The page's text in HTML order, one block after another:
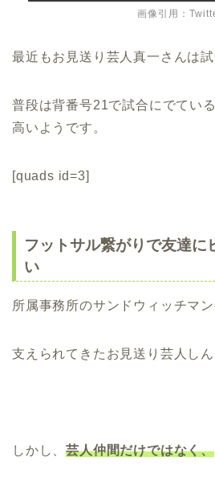
画像引用：
最近もお見送り芸人真一さんは試
普段は背番号21で試合にでてい
高いようです。
[quads id=3]
フットサル繋がりで友達に
い
所属事務所のサンドウィッチマ
支えられてきたお見送り芸人しん
しかし、芸人仲間だけではなく、